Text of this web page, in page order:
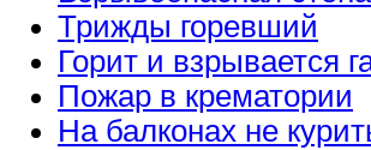
Трижды горевший
Горит и взрывается
Пожар в крематории
На балконах не